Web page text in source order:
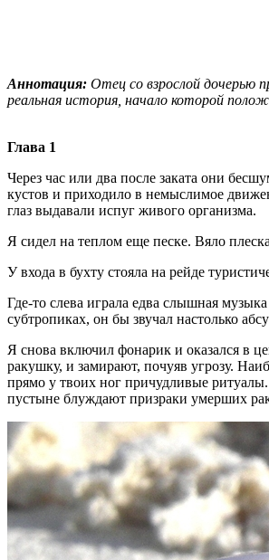
Аннотация: Отец со взрослой дочерью
реальная история, начало которой
Глава 1
Через час или два после заката они
кустов и приходило в немыслимое
глаз выдавали испуг живого организма.
Я сидел на теплом еще песке. Вяло
У входа в бухту стояла на рейде
Где-то слева играла едва слышная
субтропиках, он бы звучал настолько
Я снова включил фонарик и оказался в
ракушку, и замирают, почуяв угрозу.
прямо у твоих ног причудливые
пустыне блуждают призраки умерших